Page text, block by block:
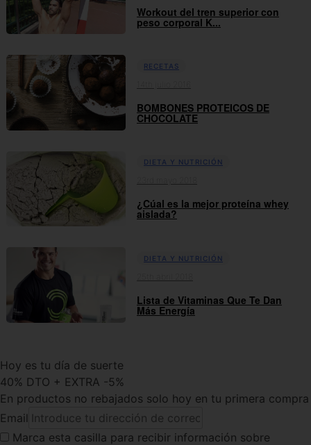
Workout del tren superior con
peso corporal K...
RECETAS
BOMBONES PROTEICOS DE
CHOCOLATE
DIETA Y NUTRICIÓN
¿Cúal es la mejor proteína whey
aislada?
DIETA Y NUTRICIÓN
Lista de Vitaminas Que Te Dan
Más Energía
Hoy es tu día de suerte
40% DTO + EXTRA -5%
En productos no rebajados solo hoy en tu primera compra
Email
Marca esta casilla para recibir información sobre